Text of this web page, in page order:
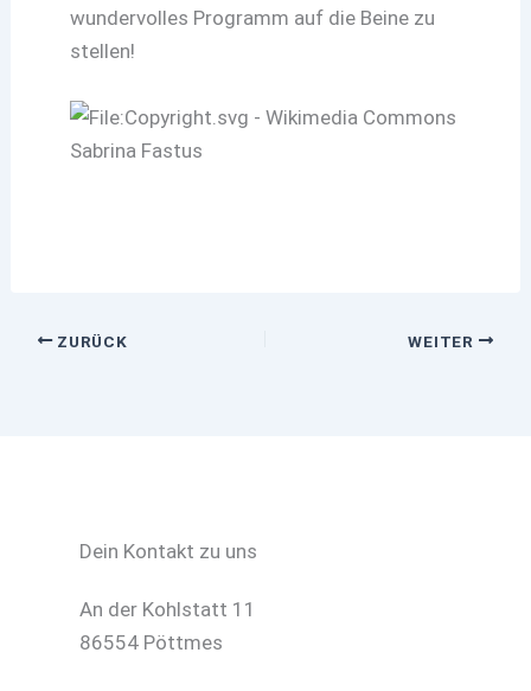
wundervolles Programm auf die Beine zu
stellen!
Sabrina Fastus
ZURÜCK WEITER
Dein Kontakt zu uns
An der Kohlstatt 11
86554 Pöttmes